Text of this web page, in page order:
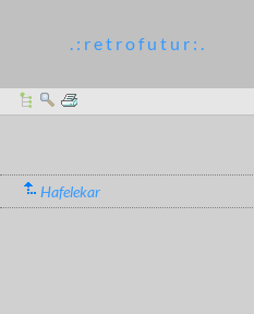
. : r e t r o f u t u r : .
Hafelekar